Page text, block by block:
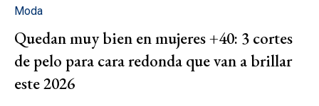
Moda
Quedan muy bien en mujeres +40: 3 cortes
de pelo para cara redonda que van a brillar
este 2026